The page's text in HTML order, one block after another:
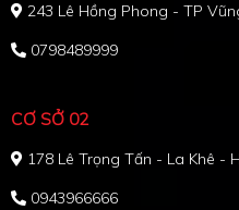
243 Lê Hồng Phong - TP
0798489999
CƠ SỞ 02
178 Lê Trọng Tấn - La Khê -
0943966666